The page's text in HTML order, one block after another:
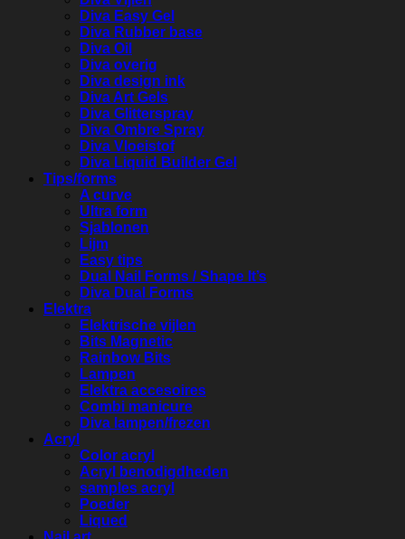
Diva Easy Gel
Diva Rubber base
Diva Oil
Diva overig
Diva design ink
Diva Art Gels
Diva Glitterspray
Diva Ombre Spray
Diva Vloeistof
Diva Liquid Builder Gel
Tips/forms
A curve
Ultra form
Sjablonen
Lijm
Easy tips
Dual Nail Forms / Shape It’s
Diva Dual Forms
Elektra
Elektrische vijlen
Bits Magnetic
Rainbow Bits
Lampen
Elektra accesoires
Combi manicure
Diva lampen/frezen
Acryl
Color acryl
Acryl benodigdheden
samples acryl
Poeder
Liqued